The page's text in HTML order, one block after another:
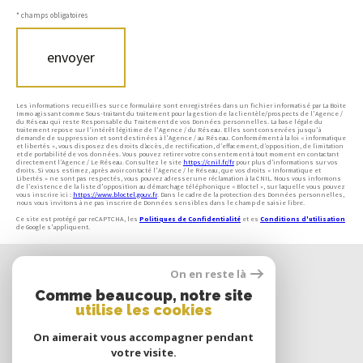
* champs obligatoires
envoyer
Les informations recueillies sur ce formulaire sont enregistrées dans un fichier informatisé par La Boite
Immo agissant comme Sous-traitant du traitement pour la gestion de la clientèle/prospects de l'Agence /
du Réseau qui reste Responsable du Traitement de vos Données personnelles. La base légale du
traitement repose sur l'intérêt légitime de l'Agence / du Réseau. Elles sont conservées jusqu'à
demande de suppression et sont destinées à l'Agence / au Réseau. Conformément à la loi « informatique
et libertés », vous disposez des droits d’accès, de rectification, d’effacement, d’opposition, de limitation
et de portabilité de vos données. Vous pouvez retirer votre consentement à tout moment en contactant
directement l’Agence / Le Réseau. Consultez le site https://cnil.fr/frpour plus d’informations sur vos
droits. Si vous estimez, après avoir contacté l'Agence / le Réseau, que vos droits « Informatique et
Libertés » ne sont pas respectés, vous pouvez adresser une réclamation à la CNIL. Nous vous informons
de l’existence de la liste d'opposition au démarchage téléphonique « Bloctel », sur laquelle vous pouvez
vous inscrire ici : https://www.bloctel.gouv.fr. Dans le cadre de la protection des Données personnelles,
nous vous invitons à ne pas inscrire de Données sensibles dans le champ de saisie libre.
Ce site est protégé par reCAPTCHA, les Politiques de Confidentialité et es Conditions d'utilisation
de Google s'appliquent.
Nous
SUIVRE
Nous
On en reste là
Comme beaucoup, notre site
utilise les cookies
On aimerait vous accompagner pendant
votre visite.